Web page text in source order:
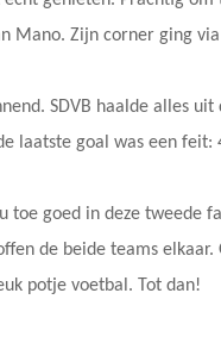
Mano. Zijn corner ging
SDVB haalde alles
laatste goal was een
toe goed in deze tweede
de beide teams
potje voetbal. Tot dan!